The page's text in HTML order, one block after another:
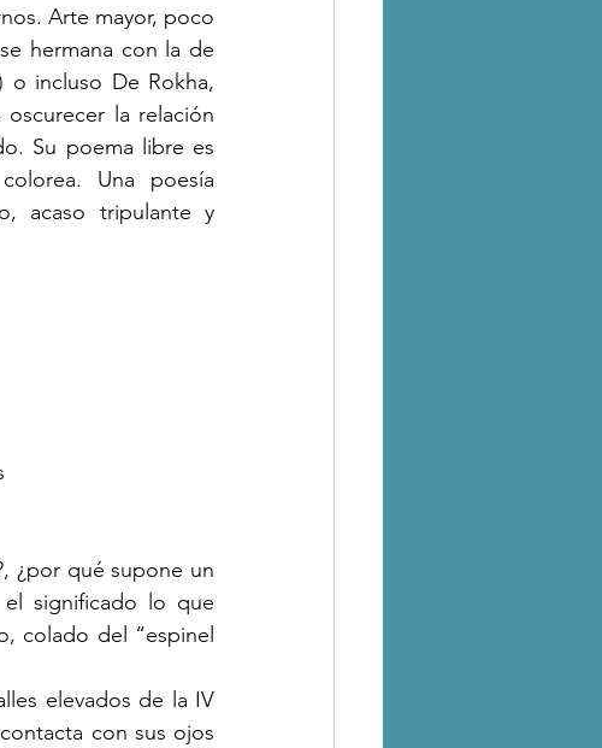
Arte mayor, poco
hermana con la de
o incluso De Rokha,
la relación
Su poema libre es
Una poesía
acaso tripulante y
¿por qué supone un
significado lo que
colado del “espinel
con sus ojos